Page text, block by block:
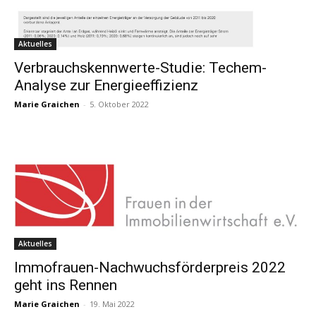
Aktuelles
Verbrauchskennwerte-Studie: Techem-
Analyse zur Energieeffizienz
Marie Graichen - 5. Oktober 2022
Aktuelles
Immofrauen-Nachwuchsförderpreis 2022
geht ins Rennen
Marie Graichen - 19. Mai 2022